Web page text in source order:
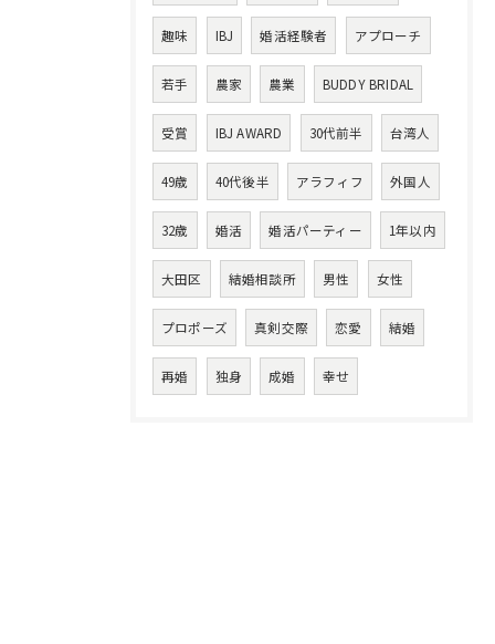
趣味 IBJ 婚活経験者 アプローチ
若手 農家 農業 BUDDY BRIDAL
受賞 IBJ AWARD 30代前半 台湾人
49歳 40代後半 アラフィフ 外国人
32歳 婚活 婚活パーティー 1年以内
大田区 結婚相談所 男性 女性
プロポーズ 真剣交際 恋愛 結婚
再婚 独身 成婚 幸せ